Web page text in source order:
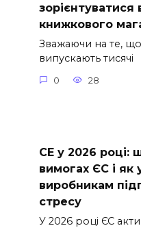
зорієнтуватися
книжкового
Зважаючи на те,
випускають тисячі
0 28
СE у 2026 році:
вимогах ЄС і як
виробникам
стресу
У 2026 році ЄС